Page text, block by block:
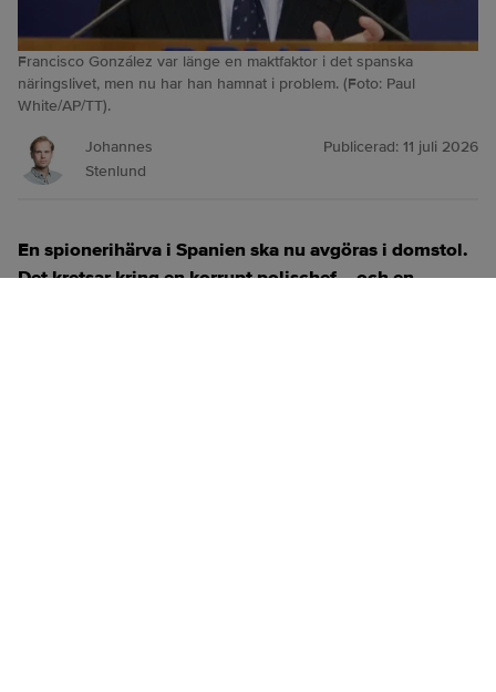
Francisco González var länge en maktfaktor i det spanska
näringslivet, men nu har han hamnat i problem. (Foto: Paul
White/AP/TT).
Johannes
Stenlund
Publicerad: 11 juli 2026
En spionerihärva i Spanien ska nu avgöras i domstol.
Det kretsar kring en korrupt polischef – och en